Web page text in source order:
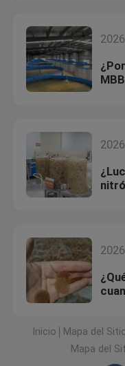
Inicio Mapa del
Mapa del